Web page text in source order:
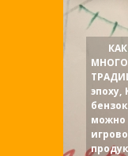
КАК
эпоху,
можно